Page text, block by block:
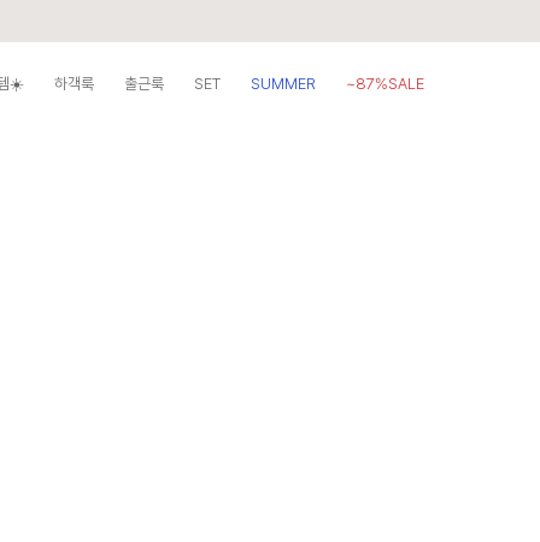
☀️ 하객룩 출근룩 SET SUMMER ~87%SALE